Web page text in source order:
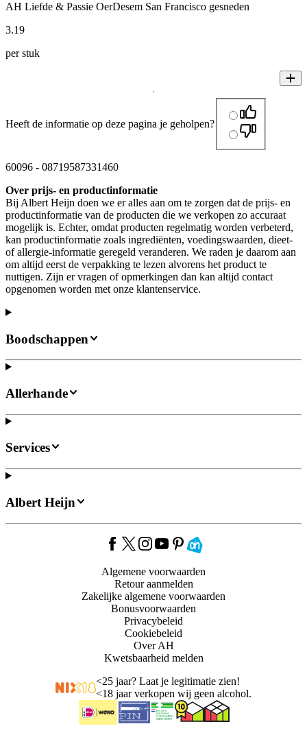
AH Liefde & Passie OerDesem San Francisco gesneden
3.19
per stuk
Heeft de informatie op deze pagina je geholpen?
60096 - 08719587331460
Over prijs- en productinformatie
Bij Albert Heijn doen we er alles aan om te zorgen dat de prijs- en
productinformatie van de producten die we verkopen zo accuraat
mogelijk is. Echter, omdat producten regelmatig worden verbeterd,
kan productinformatie zoals ingrediënten, voedingswaarden, dieet-
of allergie-informatie geregeld veranderen. We raden je daarom aan
om altijd eerst de verpakking te lezen alvorens het product te
nuttigen. Zijn er vragen of opmerkingen dan kan altijd contact
opgenomen worden met onze klantenservice.
Boodschappen
Allerhande
Services
Albert Heijn
Algemene voorwaarden
Retour aanmelden
Zakelijke algemene voorwaarden
Bonusvoorwaarden
Privacybeleid
Cookiebeleid
Over AH
Kwetsbaarheid melden
<25 jaar? Laat je legitimatie zien!
<18 jaar verkopen wij geen alcohol.